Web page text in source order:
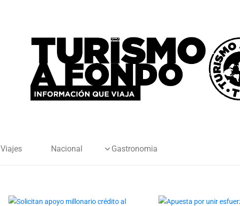
Viajes Nacional Gastronomia